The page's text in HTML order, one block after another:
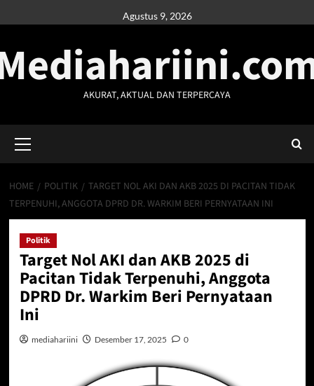
to
Agustus 9, 2026
AKURAT, AKTUAL DAN TERPERCAYA
Menu
HOME POLITIK
TARGET NOL AKI DAN AKB 2025 DI PACITAN TIDAK
TERPENUHI, ANGGOTA DPRD DR. WARKIM BERI PERNYATAAN INI
Politik
Target Nol AKI dan AKB 2025 di
Pacitan Tidak Terpenuhi, Anggota
DPRD Dr. Warkim Beri Pernyataan
Ini
mediahariini Desember 17, 2025 0